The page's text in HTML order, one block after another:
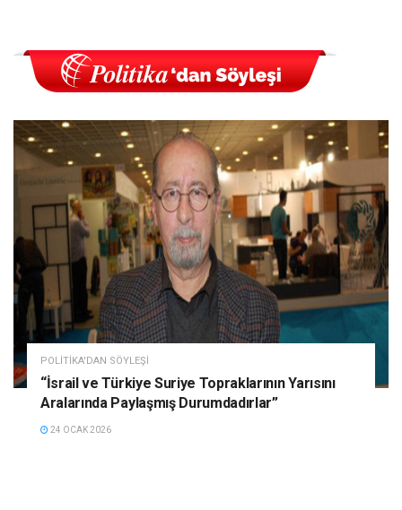
POLITIKA'DAN SÖYLEŞI
“İsrail ve Türkiye Suriye Topraklarının Yarısını
Aralarında Paylaşmış Durumdadırlar”
24 OCAK 2026